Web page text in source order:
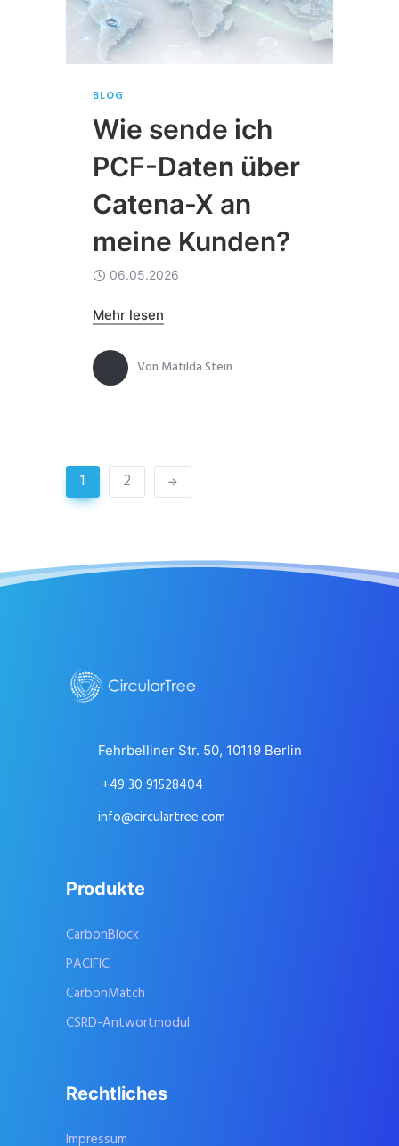
BLOG
Wie sende ich
PCF-Daten über
Catena-X an
meine Kunden?
06.05.2026
Mehr lesen
Von Matilda Stein
1 2
Fehrbelliner Str. 50, 10119 Berlin
+49 30 91528404
info@circulartree.com
Produkte
CarbonBlock
PACIFIC
CarbonMatch
CSRD-Antwortmodul
Rechtliches
Impressum